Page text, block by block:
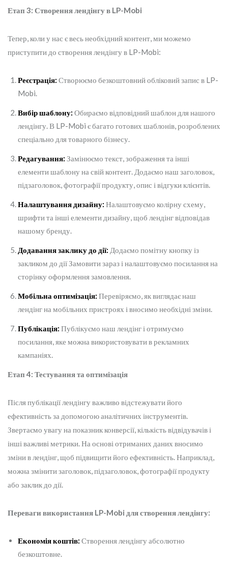
Етап 3: Створення лендінгу в LP-Mobi
Тепер, коли у нас є весь необхідний контент, ми можемо
приступити до створення лендінгу в LP-Mobi:
Реєстрація: Створюємо безкоштовний обліковий запис в LP-
Mobi.
Вибір шаблону: Обираємо відповідний шаблон для нашого
лендінгу. В LP-Mobi є багато готових шаблонів, розроблених
спеціально для товарного бізнесу.
Редагування: Замінюємо текст, зображення та інші
елементи шаблону на свій контент. Додаємо наш заголовок,
підзаголовок, фотографії продукту, опис і відгуки клієнтів.
Налаштування дизайну: Налаштовуємо колірну схему,
шрифти та інші елементи дизайну, щоб лендінг відповідав
нашому бренду.
Додавання заклику до дії: Додаємо помітну кнопку із
закликом до дії Замовити зараз і налаштовуємо посилання на
сторінку оформлення замовлення.
Мобільна оптимізація: Перевіряємо, як виглядає наш
лендінг на мобільних пристроях і вносимо необхідні зміни.
Публікація: Публікуємо наш лендінг і отримуємо
посилання, яке можна використовувати в рекламних
кампаніях.
Етап 4: Тестування та оптимізація
Після публікації лендінгу важливо відстежувати його
ефективність за допомогою аналітичних інструментів.
Звертаємо увагу на показник конверсії, кількість відвідувачів і
інші важливі метрики. На основі отриманих даних вносимо
зміни в лендінг, щоб підвищити його ефективність. Наприклад,
можна змінити заголовок, підзаголовок, фотографії продукту
або заклик до дії.
Переваги використання LP-Mobi для створення лендінгу:
Економія коштів: Створення лендінгу абсолютно
безкоштовне.